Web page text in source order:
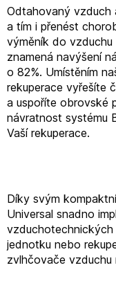
Odtahovaný vzduch
a tím i přenést
výměník do vzduchu
znamená navýšení
o 82%. Umístěním
rekuperace vyřešíte
a uspoříte obrovské
návratnost systému
Vaší rekuperace.
Díky svým
Universal snadno
jednotku nebo
zvlhčovače